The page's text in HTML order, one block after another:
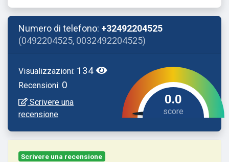
Numero di telefono: +32492204525
(0492204525, 0032492204525)
Visualizzazioni: 134
Recensioni: 0
Scrivere una
recensione
0.0
Scrivere una recensione